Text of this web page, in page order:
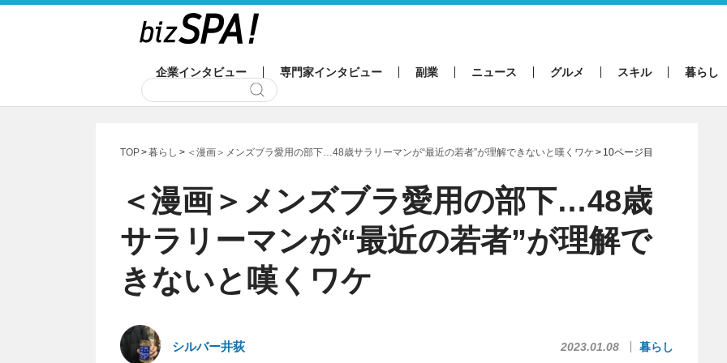
企業インタビュー 専門家インタビュー 副業 ニュース グルメ スキル 暮らし
TOP 暮らし ＜漫画＞メンズブラ愛用の部下…48歳サラリーマンが“最近の若者”が理解できないと嘆くワケ 10ページ目
＜漫画＞メンズブラ愛用の部下…48歳
サラリーマンが“最近の若者”が理解で
きないと嘆くワケ
シルバー井荻 2023.01.08 暮らし